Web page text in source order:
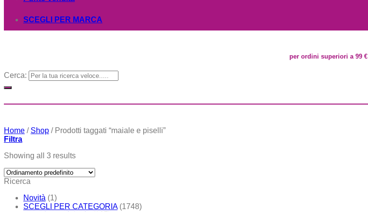
SCEGLI PER MARCA
per ordini superiori a 99 €
Cerca:
Home / Shop /Prodotti taggati “maiale e piselli”
Filtra
Showing all 3 results
Ricerca
Novità (1)
SCEGLI PER CATEGORIA (1748)